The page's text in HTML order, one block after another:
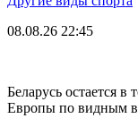
08.08.26 22:45
Беларусь остается в
Европы по видным